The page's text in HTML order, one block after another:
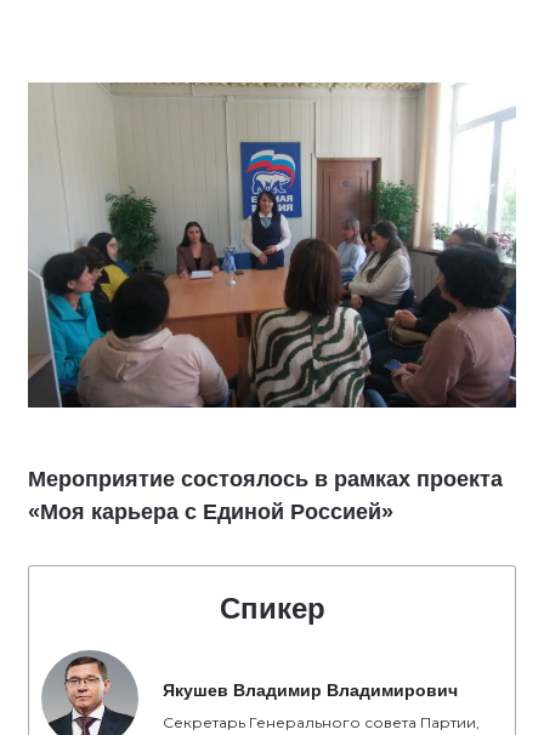
Мероприятие состоялось в рамках проекта
«Моя карьера с Единой Россией»
Спикер
Якушев Владимир Владимирович
Секретарь Генерального совета Партии,